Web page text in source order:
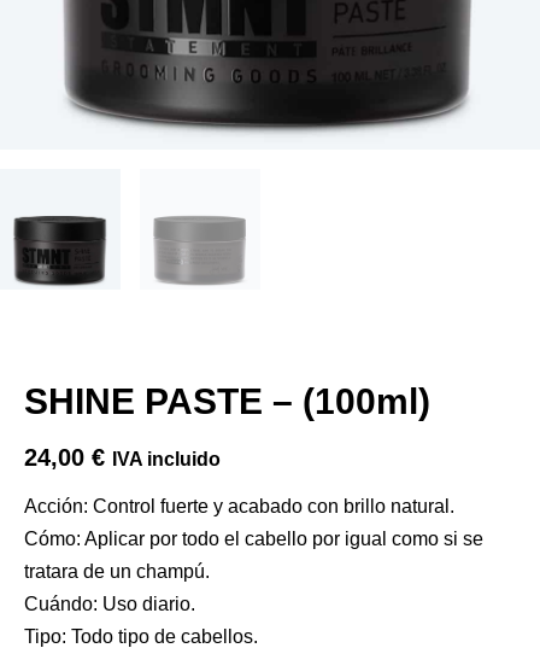
SHINE PASTE – (100ml)
24,00 € IVA incluido
Acción: Control fuerte y acabado con brillo natural.
Cómo: Aplicar por todo el cabello por igual como si se
tratara de un champú.
Cuándo: Uso diario.
Tipo: Todo tipo de cabellos.